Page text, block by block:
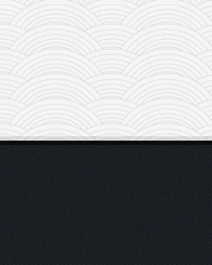
всего
в
одну
сторону
или